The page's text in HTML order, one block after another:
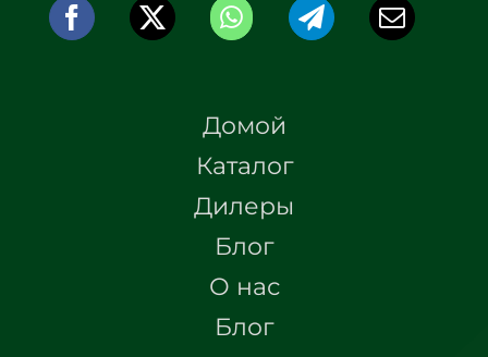
Домой
Каталог
Дилеры
Блог
О нас
Блог